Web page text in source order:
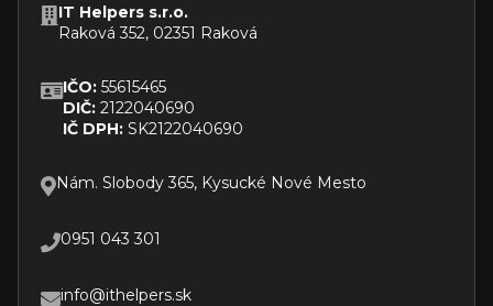
IT Helpers s.r.o.
Raková 352, 02351 Raková
IČO: 55615465
DIČ: 2122040690
IČ DPH: SK2122040690
Nám. Slobody 365, Kysucké Nové Mesto
0951 043 301
info@ithelpers.sk